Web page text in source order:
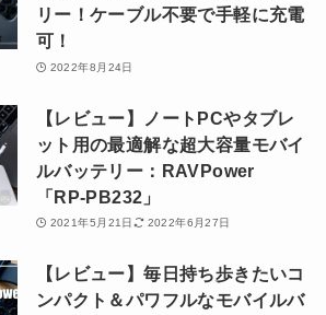
リー！ケーブル不要で手軽に充電
可！
2022年8月24日
【レビュー】ノートPCやタブレ
ット用の最適解な超大容量モバイ
ルバッテリー：RAVPower
「RP-PB232」
2021年5月21日 2022年6月27日
【レビュー】毎日持ち歩きたいコ
ンパクト＆パワフルなモバイルバ